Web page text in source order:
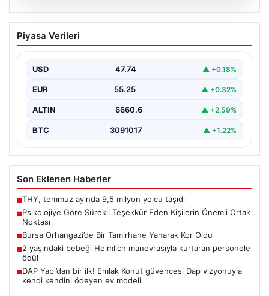
07.08.2026
Psikolojiye Göre Sürekli Teşekkür Eden
Kişilerin Önemli Ortak Noktası
ifadesini kullanmak, ilk bakışta yalnızca temel bir
nezaket kuralı…
Piyasa Verileri
USD 47.74 ▲ +0.18%
EUR 55.25 ▲ +0.32%
ALTIN 6660.6 ▲ +2.59%
BTC 3091017 ▲ +1.22%
Son Eklenen Haberler
■THY, temmuz ayında 9,5 milyon yolcu taşıdı
■Psikolojiye Göre Sürekli Teşekkür Eden Kişilerin Önemli Ortak
Noktası
■Bursa Orhangazi’de Bir Tamirhane Yanarak Kor Oldu
■2 yaşındaki bebeği Heimlich manevrasıyla kurtaran personele
ödül
■DAP Yapı’dan bir ilk! Emlak Konut güvencesi Dap vizyonuyla
kendi kendini ödeyen ev modeli